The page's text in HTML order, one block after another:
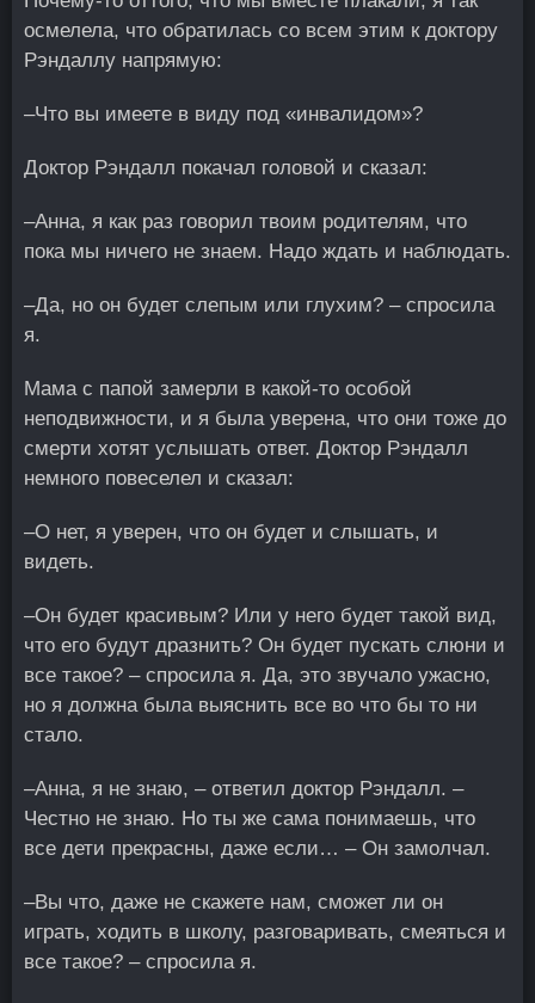
осмелела, что обратилась со всем этим к доктору
Рэндаллу напрямую:
–Что вы имеете в виду под «инвалидом»?
Доктор Рэндалл покачал головой и сказал:
–Анна, я как раз говорил твоим родителям, что
пока мы ничего не знаем. Надо ждать и наблюдать.
–Да, но он будет слепым или глухим? – спросила
я.
Мама с папой замерли в какой-то особой
неподвижности, и я была уверена, что они тоже до
смерти хотят услышать ответ. Доктор Рэндалл
немного повеселел и сказал:
–О нет, я уверен, что он будет и слышать, и
видеть.
–Он будет красивым? Или у него будет такой вид,
что его будут дразнить? Он будет пускать слюни и
все такое? – спросила я. Да, это звучало ужасно,
но я должна была выяснить все во что бы то ни
стало.
–Анна, я не знаю, – ответил доктор Рэндалл. –
Честно не знаю. Но ты же сама понимаешь, что
все дети прекрасны, даже если… – Он замолчал.
–Вы что, даже не скажете нам, сможет ли он
играть, ходить в школу, разговаривать, смеяться и
все такое? – спросила я.